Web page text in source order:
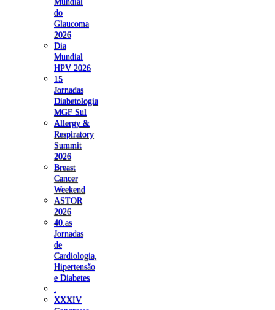
do
Glaucoma
2026
Dia
Mundial
HPV 2026
15
Jornadas
Diabetologia
MGF Sul
Allergy &
Respiratory
Summit
2026
Breast
Cancer
Weekend
ASTOR
2026
40.as
Jornadas
de
Cardiologia,
Hipertensão
e Diabetes
XXXIV